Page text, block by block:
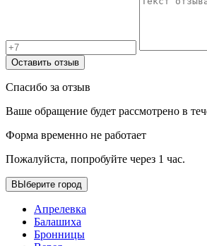
Оставить отзыв
Спасибо за отзыв
Ваше обращение будет рассмотрено в
Форма временно не работает
Пожалуйста, попробуйте через 1 час.
ВЫберите город
Апрелевка
Балашиха
Бронницы